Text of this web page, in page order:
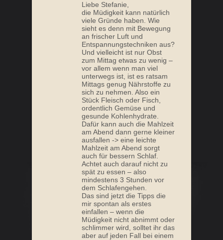
Liebe Stefanie,
die Müdigkeit kann natürlich
viele Gründe haben. Wie
sieht es denn mit Bewegung
an frischer Luft und
Entspannungstechniken aus?
Und vielleicht ist nur Obst
zum Mittag etwas zu wenig –
vor allem wenn man viel
unterwegs ist, ist es ratsam
Mittags genug Nährstoffe zu
sich zu nehmen. Also ein
Stück Fleisch oder Fisch,
ordentlich Gemüse und
gesunde Kohlenhydrate.
Dafür kann auch die Mahlzeit
am Abend dann gerne kleiner
ausfallen -> eine leichte
Mahlzeit am Abend sorgt
auch für bessern Schlaf.
Achtet auch darauf nicht zu
spät zu essen – also
mindestens 3 Stunden vor
dem Schlafengehen.
Das sind jetzt die Tipps die
mir spontan als erstes
einfallen – wenn die
Müdigkeit nicht abnimmt oder
schlimmer wird, solltet ihr das
aber auf jeden Fall bei einem